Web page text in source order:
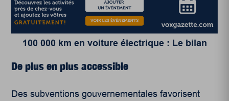
100 000 km en voiture électrique : Le bilan
De plus en plus accessible
Des subventions gouvernementales favorisent